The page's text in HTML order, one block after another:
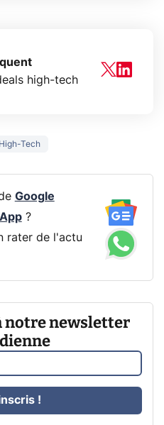
high-tech
Tech
Google
?
rater de l'actu
notre newsletter
!